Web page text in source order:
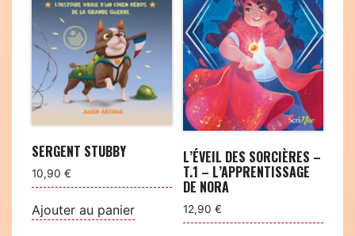
SERGENT STUBBY
10,90 €
Ajouter au panier
L’ÉVEIL DES SORCIÈRES –
T.1 – L’APPRENTISSAGE
DE NORA
12,90€